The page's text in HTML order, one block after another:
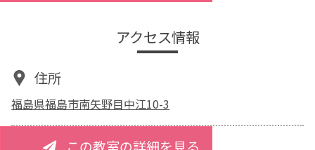
アクセス情報
住所
福島県福島市南矢野目中江10-3